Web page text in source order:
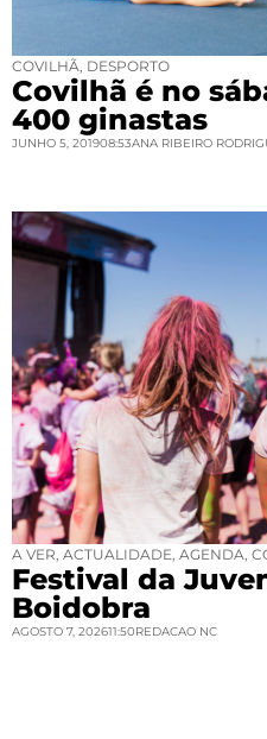
COVILHÃ, DESPORTO
Covilhã é no
400 ginastas
JUNHO 5, 201908:53ANA RIBEIRO
A VER, ACTUALIDADE, AGENDA,
Festival da
Boidobra
AGOSTO 7, 202611:50REDACAO NC